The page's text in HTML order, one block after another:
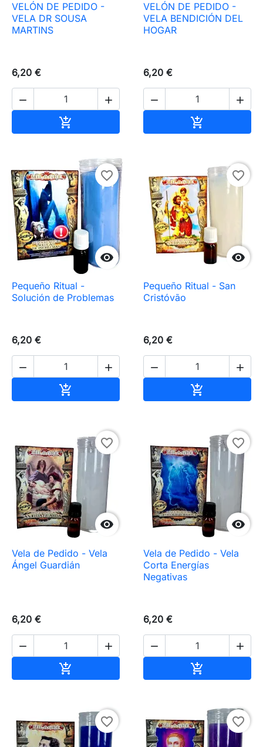
VELÓN DE PEDIDO -
VELA DR SOUSA
MARTINS
6,20 €
 

VELÓN DE PEDIDO -
VELA BENDICIÓN DEL
HOGAR
6,20 €
 


favorite_border
Pequeño Ritual -
Solución de Problemas
6,20 €
 


favorite_border
Pequeño Ritual - San
Cristóvão
6,20 €
 


favorite_border
Vela de Pedido - Vela
Ángel Guardián
6,20 €
 


favorite_border
Vela de Pedido - Vela
Corta Energías
Negativas
6,20 €
 

favorite_border favorite_border